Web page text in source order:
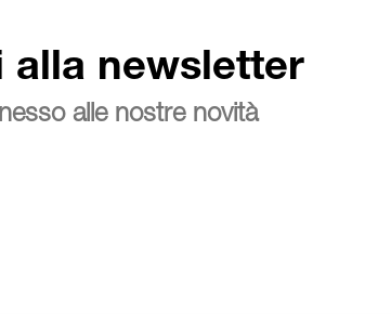
alla newsletter
alle nostre novità